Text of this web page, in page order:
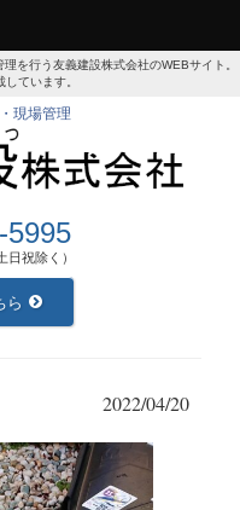
を行う友義建設株式会社のWEBサイト。
ています。
現場管理
5995
日祝除く）
ら
2022/04/20